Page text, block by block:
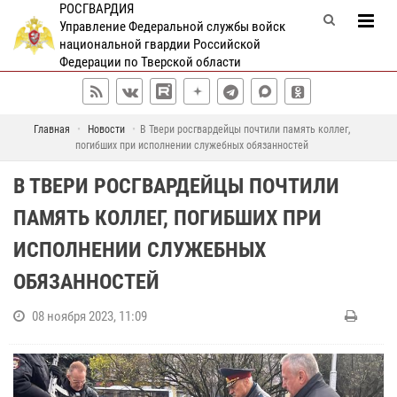
РОСГВАРДИЯ
Управление Федеральной службы войск
национальной гвардии Российской
Федерации по Тверской области
Главная Новости
В Твери росгвардейцы почтили память коллег,
погибших при исполнении служебных обязанностей
В ТВЕРИ РОСГВАРДЕЙЦЫ ПОЧТИЛИ
ПАМЯТЬ КОЛЛЕГ, ПОГИБШИХ ПРИ
ИСПОЛНЕНИИ СЛУЖЕБНЫХ
ОБЯЗАННОСТЕЙ
08 ноября 2023, 11:09